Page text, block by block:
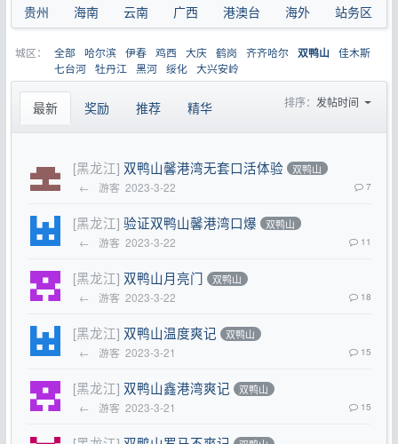
贵州
海南 云南 广西 港澳台 海外 站务区
城区： 全部 哈尔滨 伊春 鸡西 大庆 鹤岗 齐齐哈尔 双鸭山
佳木斯
七台河 牡丹江 黑河 绥化 大兴安岭
最新 奖励 推荐 精华 排序： 发帖时间
[黑龙江] 双鸭山馨港湾无套口活体验 双鸭山
← 游客 2023-3-22 7
[黑龙江] 验证双鸭山馨港湾口爆 双鸭山
← 游客 2023-3-22 11
[黑龙江] 双鸭山月亮门 双鸭山
← 游客 2023-3-22 18
[黑龙江] 双鸭山温度爽记 双鸭山
← 游客 2023-3-21 15
[黑龙江] 双鸭山鑫港湾爽记 双鸭山
← 游客 2023-3-21 15